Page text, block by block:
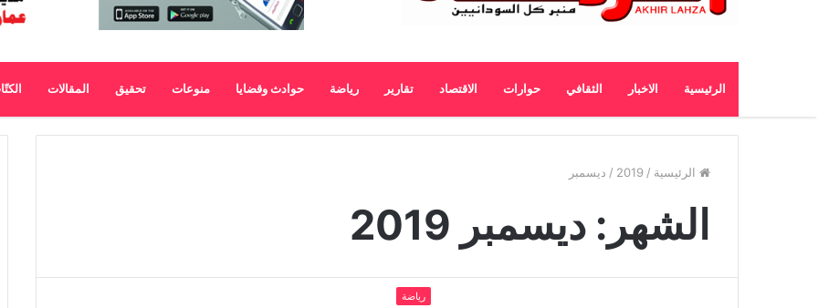
الرئيسية الاخبار الثقافي حوارات الاقتصاد تقارير رياضة حوادث وقضايا منوعات تحقيق المقالات
الرئيسية /
2019
/ ديسمبر
الشهر: ديسمبر 2019
رياضة